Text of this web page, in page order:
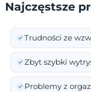
Najczęstsze
Trudności ze
Zbyt szybki
Problemy z